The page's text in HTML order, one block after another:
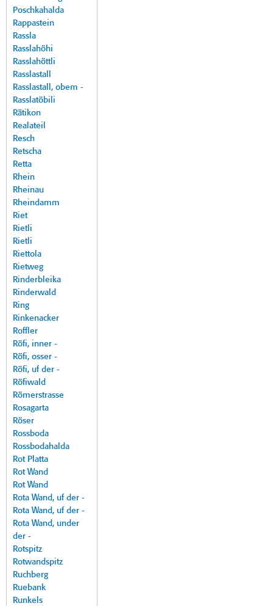
Poschkahalda
Rappastein
Rassla
Rasslahöhi
Rasslahöttli
Rasslastall
Rasslastall, obem -
Rasslatöbili
Rätikon
Realateil
Resch
Retscha
Retta
Rhein
Rheinau
Rheindamm
Riet
Rietli
Rietli
Riettola
Rietweg
Rinderbleika
Rinderwald
Ring
Rinkenacker
Roffler
Röfi, inner -
Röfi, osser -
Röfi, uf der -
Röfiwald
Römerstrasse
Rosagarta
Röser
Rossboda
Rossbodahalda
Rot Platta
Rot Wand
Rot Wand
Rota Wand, uf der -
Rota Wand, uf der -
Rota Wand, under
der -
Rotspitz
Rotwandspitz
Ruchberg
Ruebank
Runkels